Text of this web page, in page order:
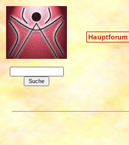
Hauptforum